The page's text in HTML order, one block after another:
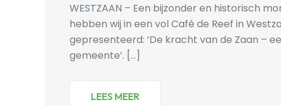
WESTZAAN – Een bijzonder en historisch
hebben wij in een vol Café de Reef in
gepresenteerd: ‘De kracht van de Zaan –
gemeente’. [...]
LEES MEER